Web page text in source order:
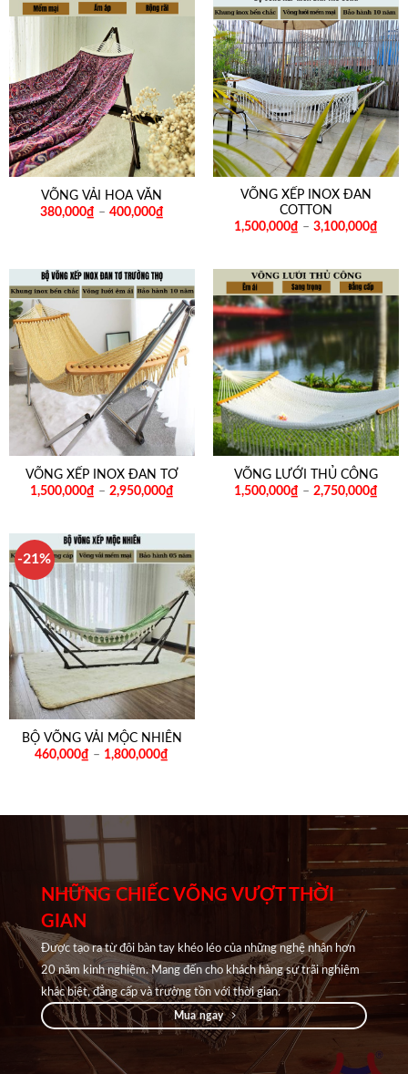
VÕNG VẢI HOA VĂN
380,000₫ – 400,000₫
VÕNG XẾP INOX ĐAN
COTTON
1,500,000₫ –3,100,000₫
VÕNG XẾP INOX ĐAN TƠ
1,500,000₫ – 2,950,000₫
VÕNG LƯỚI THỦ CÔNG
1,500,000₫ –2,750,000₫
-21%
BỘ VÕNG VẢI MỘC NHIÊN
460,000₫ – 1,800,000₫
NHỮNG CHIẾC VÕNG VƯỢT THỜI
GIAN
Được tạo ra từ đôi bàn tay khéo léo của những nghệ nhân hơn
20 năm kinh nghiệm. Mang đến cho khách hàng sự trãi nghiệm
khác biệt, đẳng cấp và trường tồn với thời gian.
Mua ngay